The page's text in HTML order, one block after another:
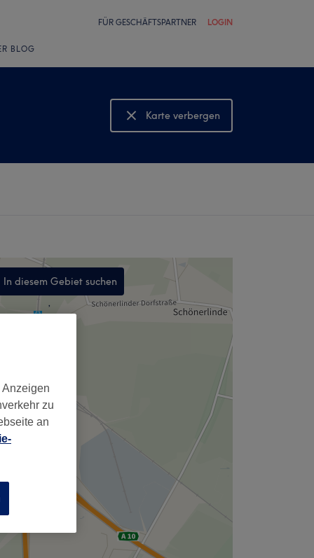
FÜR GESCHÄFTSPARTNER LOGIN
BLOG
Karte verbergen
Karte anzeigen
In diesem Gebiet suchen
,
zu
an